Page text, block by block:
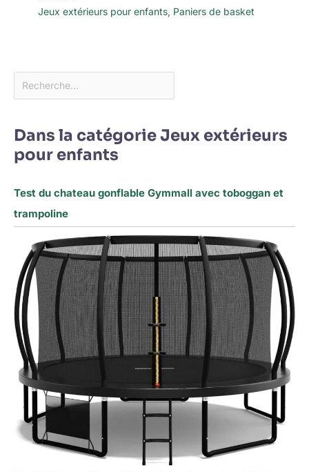
Jeux extérieurs pour enfants, Paniers de basket
Dans la catégorie Jeux extérieurs
pour enfants
Test du chateau gonflable Gymmall avec toboggan et
trampoline